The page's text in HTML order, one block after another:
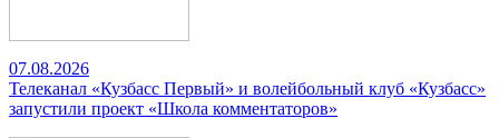
07.08.2026
Телеканал «Кузбасс Первый» и волейбольный клуб «Кузбасс»
запустили проект «Школа комментаторов»